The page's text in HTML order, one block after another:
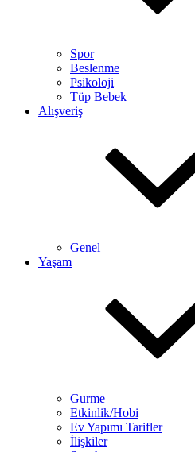
Spor
Beslenme
Psikoloji
Tüp Bebek
Alışveriş
Genel
Yaşam
Gurme
Etkinlik/Hobi
Ev Yapımı Tarifler
İlişkiler